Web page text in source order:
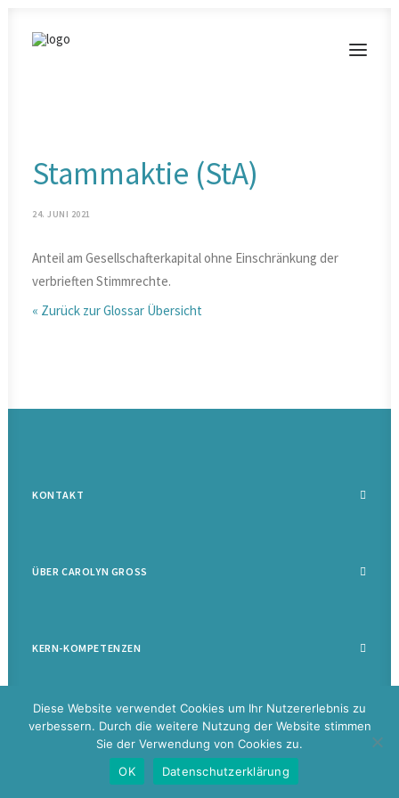
VORTRÄGE
Stammaktie (StA)
24. JUNI 2021
Anteil am Gesellschafterkapital ohne Einschränkung der
verbrieften Stimmrechte.
« Zurück zur Glossar Übersicht
KONTAKT
ÜBER CAROLYN GROSS
KERN-KOMPETENZEN
2026 Carolyn Groß |Datenschutz|Impressum|Disclaimer
Diese Website verwendet Cookies um Ihr Nutzererlebnis zu
verbessern. Durch die weitere Nutzung der Website stimmen
Sie der Verwendung von Cookies zu.
OK
Datenschutzerklärung